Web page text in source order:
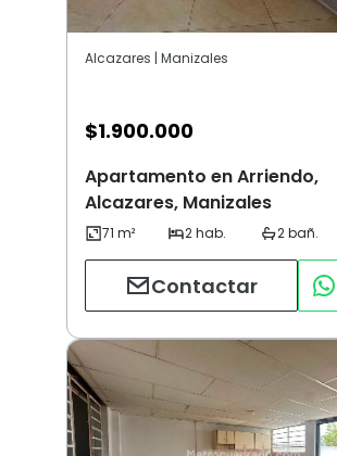
Alcazares | Manizales
$1.900.000
Apartamento en Arriendo,
Alcazares, Manizales
Contactar